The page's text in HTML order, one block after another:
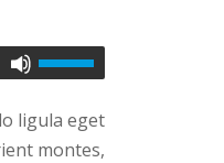
ligula eget
montes,